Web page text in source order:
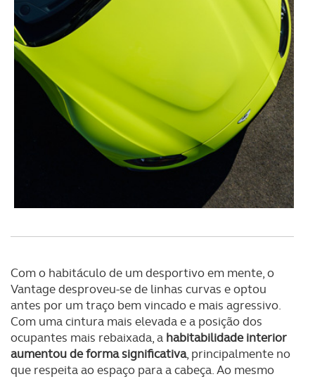
tecnologias similares pode ter impacto na sua
experiência de navegação no Website e nos serviços
disponibilizados.
Consulte a política de cookies do site.
Com o habitáculo de um desportivo em mente, o
Vantage desproveu-se de linhas curvas e optou
antes por um traço bem vincado e mais agressivo.
Com uma cintura mais elevada e a posição dos
ocupantes mais rebaixada, a habitabilidade interior
aumentou de forma significativa, principalmente no
que respeita ao espaço para a cabeça. Ao mesmo